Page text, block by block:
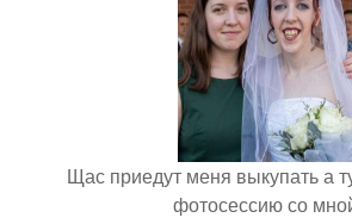
Щас приедут меня выкупать а
фотосессию со